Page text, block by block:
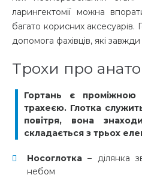
ларингектомії можна
багато корисних
допомога фахівців, які
Трохи про
Гортань є
трахеєю. Глотка
повітря, вона
складається з трьох
Носоглотка – ділянка
небом